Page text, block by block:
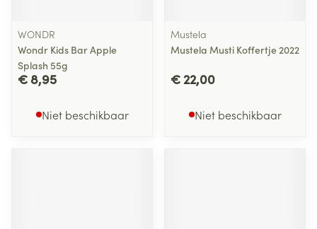
WONDR
Wondr Kids Bar Apple
Splash 55g
€ 8,95
Niet beschikbaar
Mustela
Mustela Musti Koffertje 2022
€ 22,00
Niet beschikbaar